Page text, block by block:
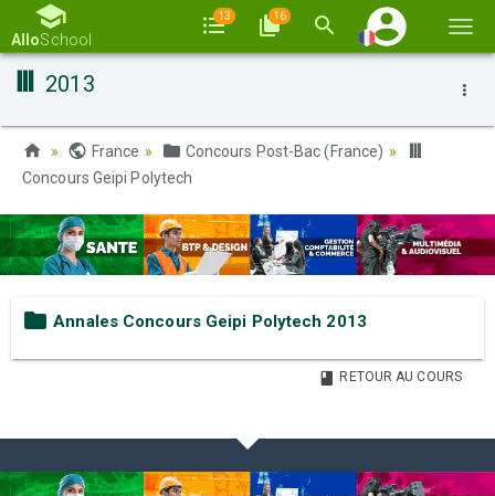
la
AlloSchool
13 16
2013
France
Concours Post-Bac (France)
Concours Geipi Polytech
Annales Concours Geipi Polytech 2013
RETOUR AU COURS